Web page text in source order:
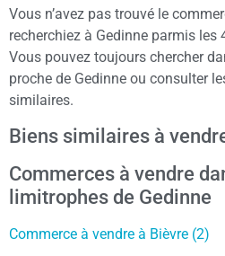
Vous n’avez pas trouvé le
recherchiez à Gedinne parmis les
Vous pouvez toujours chercher
proche de Gedinne ou consulter
similaires.
Biens similaires à
Commerces à vendre
limitrophes de Gedinne
Commerce à vendre à Bièvre (2)